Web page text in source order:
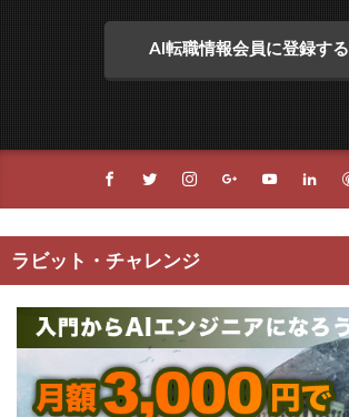
AI転職情報会員に登録する
ラビット・チャレンジ